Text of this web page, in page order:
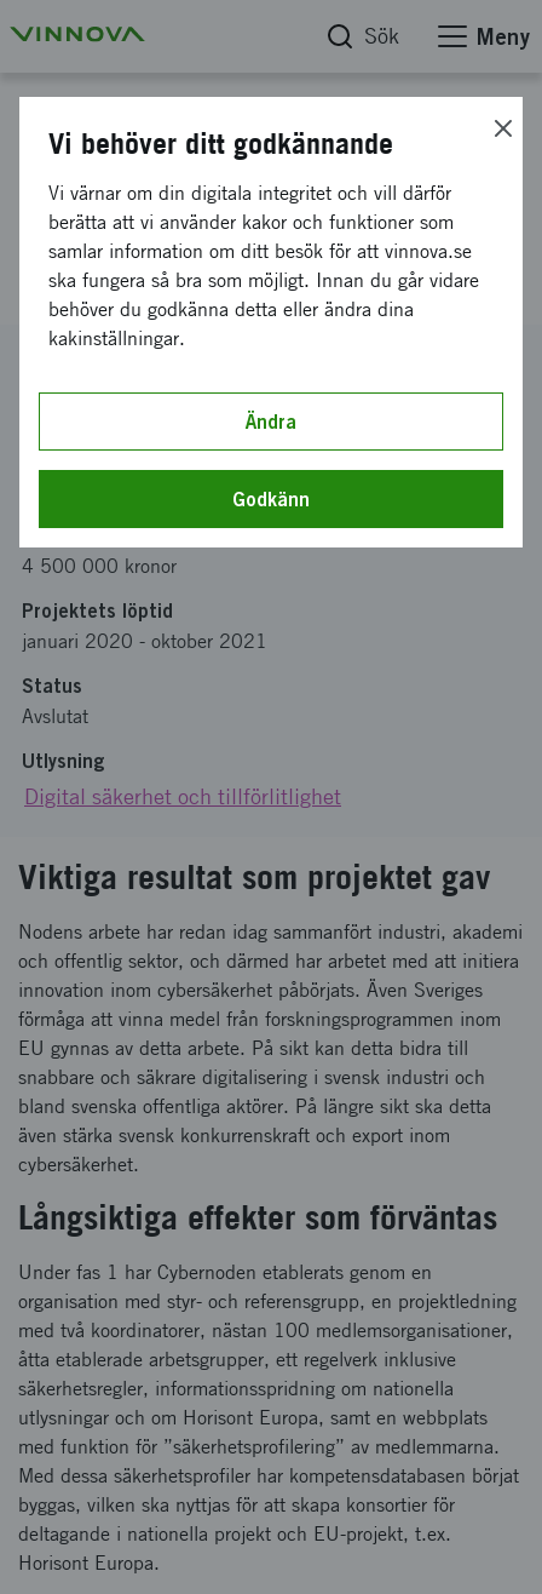
Sök Meny
Svensk Nod för att Accelerera
Innovation & Forskning inom
Cybersäkerhet
2019-05214
RISE Research Institutes of Sweden AB-RISE
Bidrag från Vinnova
4 500 000 kronor
Projektets löptid
januari 2020 - oktober 2021
Status
Avslutat
Utlysning
Digital säkerhet och tillförlitlighet
Viktiga resultat som projektet gav
Nodens arbete har redan idag sammanfört industri, akademi
och offentlig sektor, och därmed har arbetet med att initiera
innovation inom cybersäkerhet påbörjats. Även Sveriges
förmåga att vinna medel från forskningsprogrammen inom
EU gynnas av detta arbete. På sikt kan detta bidra till
snabbare och säkrare digitalisering i svensk industri och
bland svenska offentliga aktörer. På längre sikt ska detta
även stärka svensk konkurrenskraft och export inom
cybersäkerhet.
Långsiktiga effekter som förväntas
Under fas 1 har Cybernoden etablerats genom en
organisation med styr- och referensgrupp, en projektledning
med två koordinatorer, nästan 100 medlemsorganisationer,
åtta etablerade arbetsgrupper, ett regelverk inklusive
säkerhetsregler, informationsspridning om nationella
utlysningar och om Horisont Europa, samt en webbplats
med funktion för ”säkerhetsprofilering” av medlemmarna.
Med dessa säkerhetsprofiler har kompetensdatabasen börjat
byggas, vilken ska nyttjas för att skapa konsortier för
deltagande i nationella projekt och EU-projekt, t.ex.
Horisont Europa.
Vi behöver ditt godkännande
Vi värnar om din digitala integritet och vill därför
berätta att vi använder kakor och funktioner som
samlar information om ditt besök för att vinnova.se
ska fungera så bra som möjligt. Innan du går vidare
behöver du godkänna detta eller ändra dina
kakinställningar.
Ändra
Godkänn